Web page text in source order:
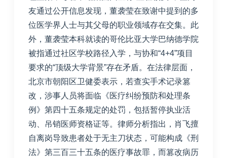
友通过公开信息发现，董袭莹在致谢中提到的多
位医学界人士与其父母的职业领域存在交集。此
外，董袭莹本科就读的哥伦比亚大学巴纳德学院
被指通过社区学校路径入学，与协和“4+4”项目
要求的“顶级大学背景”存在矛盾。 在法律层面，
北京市朝阳区卫健委表示，若查实手术记录篡
改，涉事人员将面临《医疗纠纷预防和处理条
例》第四十五条规定的处罚，包括暂停执业活
动、吊销医师资格证等。律师分析指出，肖飞擅
自离岗导致患者处于无主刀状态，可能构成《刑
法》第三百三十五条的医疗事故罪，而篡改病历